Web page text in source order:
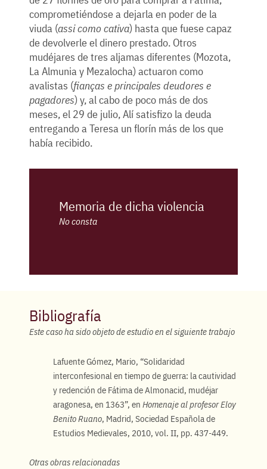
comprometiéndose a dejarla en poder de la
viuda (assi como cativa) hasta que fuese capaz
de devolverle el dinero prestado. Otros
mudéjares de tres aljamas diferentes (Mozota,
La Almunia y Mezalocha) actuaron como
avalistas (fianças e principales deudores e
pagadores) y, al cabo de poco más de dos
meses, el 29 de julio, Alí satisfizo la deuda
entregando a Teresa un florín más de los que
había recibido.
Memoria de dicha violencia
No consta
Bibliografía
Este caso ha sido objeto de estudio en el siguiente trabajo
Lafuente Gómez, Mario, “Solidaridad
interconfesional en tiempo de guerra: la cautividad
y redención de Fátima de Almonacid, mudéjar
aragonesa, en 1363”, en Homenaje al profesor Eloy
Benito Ruano, Madrid, Sociedad Española de
Estudios Medievales, 2010, vol. II, pp. 437-449.
Otras obras relacionadas